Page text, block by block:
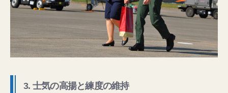
3. 士気の高揚と練度の維持